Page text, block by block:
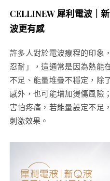
CELLINEW 犀利電波｜
波更有感
許多人對於電波療程的印象
忍耐」，這通常是因為熱能
不足、能量堆疊不穩定，除
感外，也可能增加燙傷風險
害怕疼痛，若能量設定不足
刺激效果。